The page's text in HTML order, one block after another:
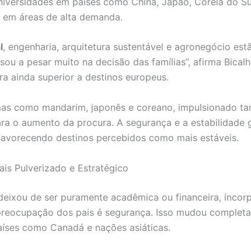
áreas de alta demanda.
, engenharia, arquitetura sustentável e agronegócio
a pesar muito na decisão das famílias”, afirma
ainda superior a destinos europeus.
como mandarim, japonês e coreano, impulsionado
o aumento da procura. A segurança e a
destinos percebidos como mais estáveis.
Pulverizado e Estratégico
de ser puramente acadêmica ou financeira,
dos pais é segurança. Isso mudou
como Canadá e nações asiáticas.